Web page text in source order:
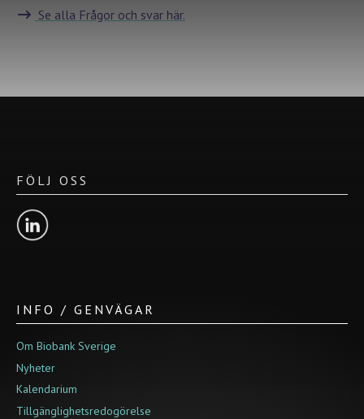
Se alla Frågor och svar här.
FÖLJ OSS
INFO / GENVÄGAR
Om Biobank Sverige
Nyheter
Kalendarium
Tillgänglighetsredogörelse